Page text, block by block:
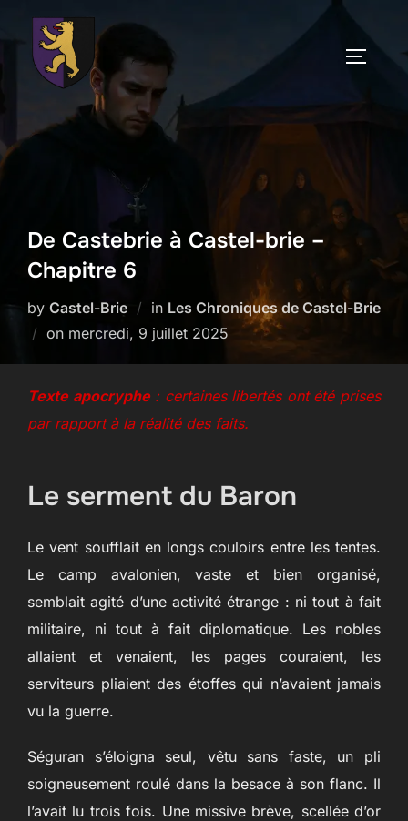
content
De Castebrie à Castel-brie –
Chapitre 6
by Castel-Brie in Les Chroniques de Castel-Brie
on Posted
mercredi, 9 juillet 2025
Texte apocryphe: certaines libertés ont été prises
par rapport à la réalité des faits.
Le serment du Baron
Le vent soufflait en longs couloirs entre les tentes.
Le camp avalonien, vaste et bien organisé,
semblait agité d’une activité étrange : ni tout à fait
militaire, ni tout à fait diplomatique. Les nobles
allaient et venaient, les pages couraient, les
serviteurs pliaient des étoffes qui n’avaient jamais
vu la guerre.
Séguran s’éloigna seul, vêtu sans faste, un pli
soigneusement roulé dans la besace à son flanc. Il
l’avait lu trois fois. Une missive brève, scellée d’or